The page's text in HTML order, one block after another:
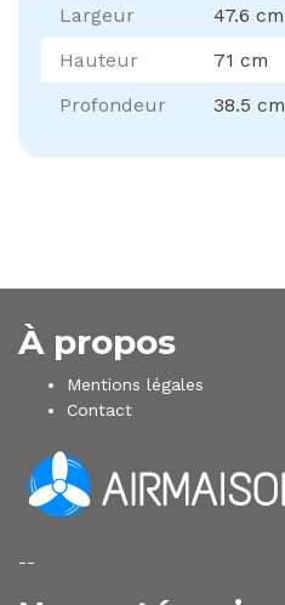
Largeur
47.6 cm
Hauteur
71 cm
Profondeur
38.5 cm
À propos
Mentions légales
Contact
--